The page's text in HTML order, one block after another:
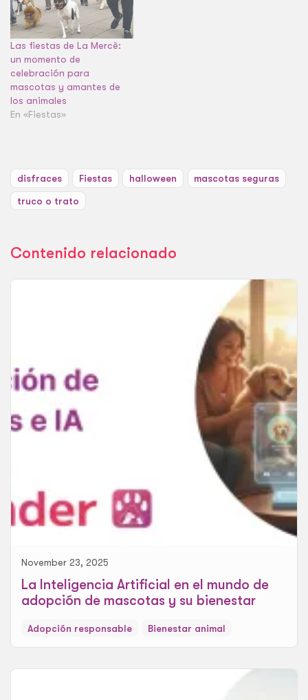
Las fiestas de La Mercè:
un momento de
celebración para
mascotas y amantes de
los animales
En «Fiestas»
disfraces Fiestas halloween mascotas seguras
truco o trato
Contenido relacionado
November 23, 2025
La Inteligencia Artificial en el mundo de
adopción de mascotas y su bienestar
Adopción responsable Bienestar animal